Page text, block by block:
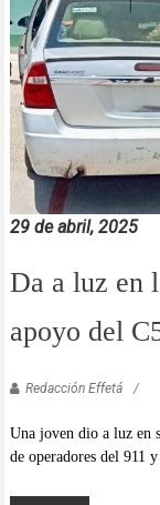
29 de abril, 2025
Da a luz en
apoyo del
Redacción Effetá
Una joven dio a luz en
de operadores del 911